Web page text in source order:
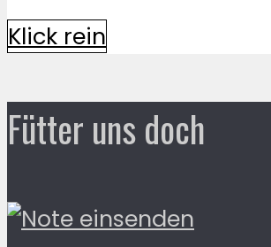
Klick rein
Fütter uns doch